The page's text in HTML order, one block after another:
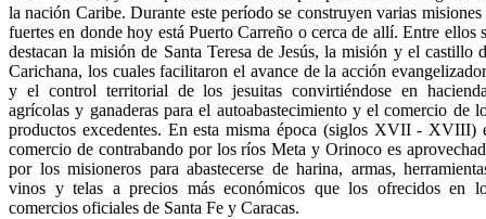
la nación Caribe. Durante este período se construyen varias misiones
fuertes en donde hoy está Puerto Carreño o cerca de allí. Entre ellos
destacan la misión de Santa Teresa de Jesús, la misión y el castillo
Carichana, los cuales facilitaron el avance de la acción
y el control territorial de los jesuitas convirtiéndose en
agrícolas y ganaderas para el autoabastecimiento y el comercio de
productos excedentes. En esta misma época (siglos XVII - XVIII)
comercio de contrabando por los ríos Meta y Orinoco es
por los misioneros para abastecerse de harina, armas,
vinos y telas a precios más económicos que los ofrecidos en
comercios oficiales de Santa Fe y Caracas.